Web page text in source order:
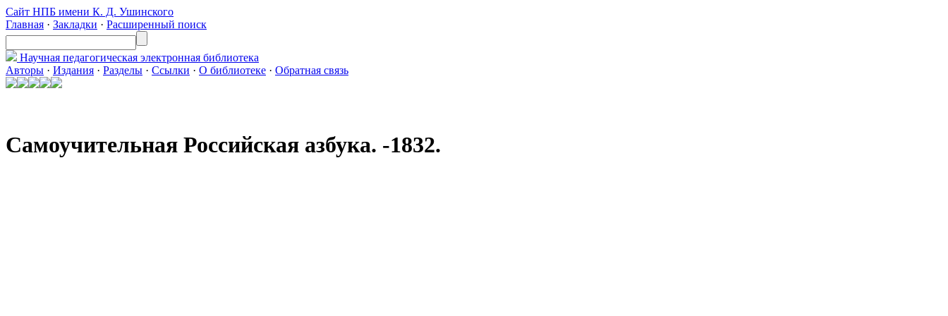
Сайт НПБ имени К. Д. Ушинского
Главная · Закладки · Расширенный поиск
Научная педагогическая электронная библиотека
Авторы · Издания · Разделы · Ссылки · О библиотеке · Обратная связь
Самоучительная Российская азбука. -1832.